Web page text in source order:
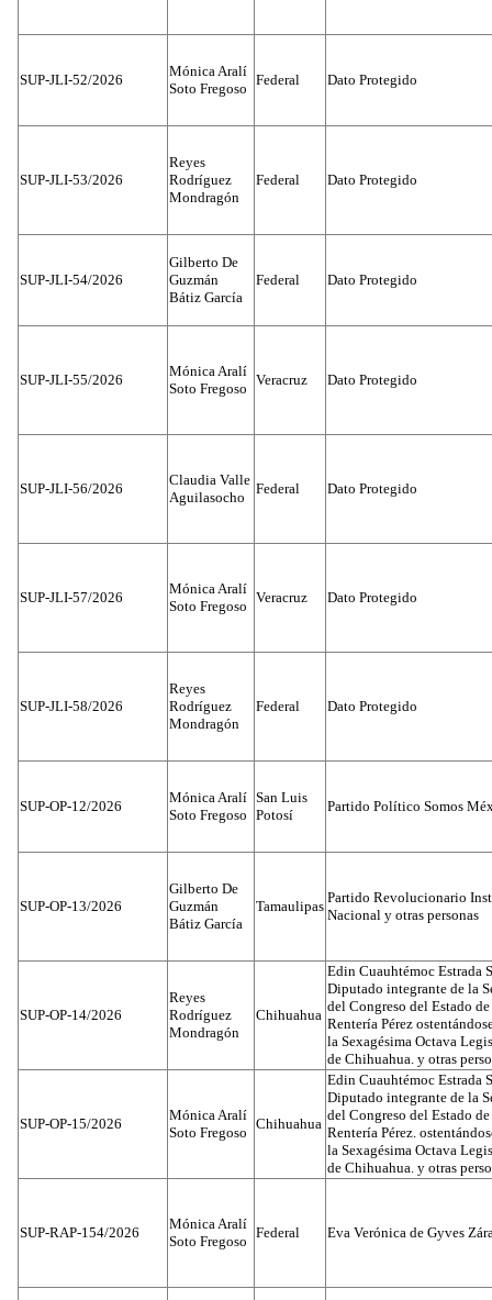
SUP-JLI-52/2026
Mónica Aralí
Soto Fregoso
Federal Dato Protegido
SUP-JLI-53/2026
Reyes
Rodríguez
Mondragón
Federal Dato Protegido
SUP-JLI-54/2026
Gilberto De
Guzmán
Bátiz García
Federal Dato Protegido
SUP-JLI-55/2026
Mónica Aralí
Soto Fregoso
Veracruz Dato Protegido
SUP-JLI-56/2026
Claudia Valle
Aguilasocho
Federal Dato Protegido
SUP-JLI-57/2026
Mónica Aralí
Soto Fregoso
Veracruz Dato Protegido
SUP-JLI-58/2026
Reyes
Rodríguez
Mondragón
Federal Dato Protegido
SUP-OP-12/2026
Mónica Aralí
Soto Fregoso
San Luis
Potosí
Partido Político Somos
SUP-OP-13/2026
Gilberto De
Guzmán
Bátiz García
Tamaulipas
Partido Revolucionario
Nacional y otras personas
SUP-OP-14/2026
Reyes
Rodríguez
Mondragón
Chihuahua
Edin Cuauhtémoc Estrada
Diputado integrante de la
del Congreso del Estado
Rentería Pérez
la Sexagésima Octava
de Chihuahua. y otras
SUP-OP-15/2026
Mónica Aralí
Soto Fregoso
Chihuahua
Edin Cuauhtémoc Estrada
Diputado integrante de la
del Congreso del Estado
Rentería Pérez.
la Sexagésima Octava
de Chihuahua. y otras
SUP-RAP-154/2026
Mónica Aralí
Soto Fregoso
Federal Eva Verónica de Gyves